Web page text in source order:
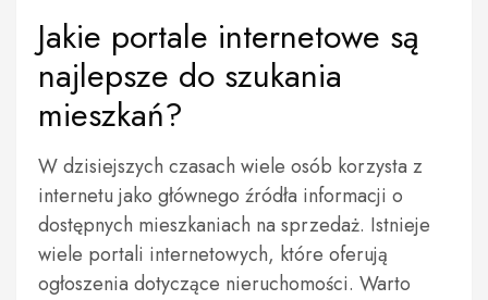
Jakie portale internetowe są
najlepsze do szukania
mieszkań?
W dzisiejszych czasach wiele osób korzysta z
internetu jako głównego źródła informacji o
dostępnych mieszkaniach na sprzedaż. Istnieje
wiele portali internetowych, które oferują
ogłoszenia dotyczące nieruchomości. Warto